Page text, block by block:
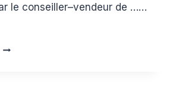
le conseiller–vendeur de ……